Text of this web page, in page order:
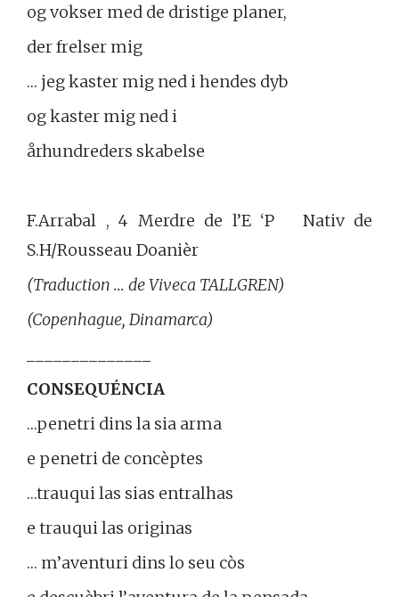
og vokser med de dristige planer,
der frelser mig
… jeg kaster mig ned i hendes dyb
og kaster mig ned i
århundreders skabelse
F.Arrabal , 4 Merdre de l’E ‘P Nativ de
S.H/Rousseau Doanièr
(Traduction … de Viveca TALLGREN)
(Copenhague, Dinamarca)
CONSEQUÉNCIA
…penetri dins la sia arma
e penetri de concèptes
…trauqui las sias entralhas
e trauqui las originas
… m’aventuri dins lo seu còs